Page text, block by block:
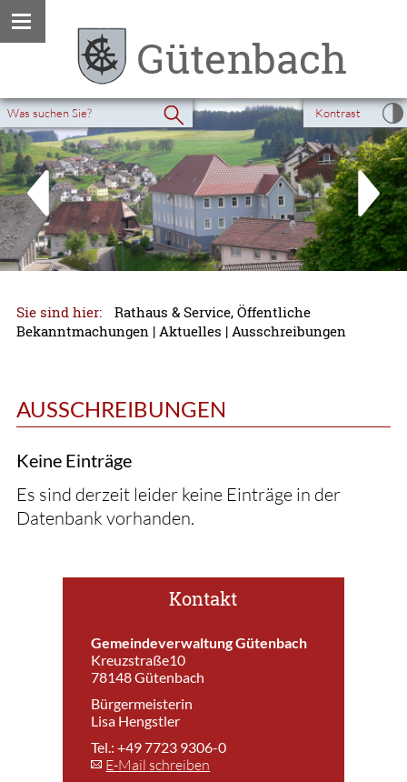
Kontrast
Sie sind hier:
Rathaus & Service, Öffentliche
Bekanntmachungen|Aktuelles |Ausschreibungen
AUSSCHREIBUNGEN
Keine Einträge
Es sind derzeit leider keine Einträge in der
Datenbank vorhanden.
Kontakt
Gemeindeverwaltung Gütenbach
Kreuzstraße10
78148 Gütenbach
Bürgermeisterin
Lisa Hengstler
Tel.: +49 7723 9306-0
E-Mail schreiben